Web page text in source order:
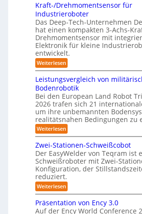
a
x
i
s
n
a
h
e
A
u
t
o
m
a
t
i
s
i
e
r
u
n
g
f
f
2
0
2
n
g
-
S
y
s
t
e
m
m
p
a
k
t
e
s
3
D
-
S
t
e
r
e
o
-
K
a
m
e
r
a
Kraft-/Drehmomentsensor für
Industrieroboter
Das Deep-Tech-Unternehmen
hat einen kompakten 3-Achs-
Drehmomentsensor mit
Elektronik für kleine
entwickelt.
Weiterlesen:
K
a
f
t
-
/
D
r
e
h
m
o
m
e
n
t
s
e
s
o
Leistungsvergleich von
Bodenrobotik
Bei den European Land Robot
2026 trafen sich 21
um ihre unbemannten
realitätsnahen Bedingungen zu
Weiterlesen:
L
e
i
s
t
u
g
s
v
e
r
Zwei-Stationen-Schweißcobot
Der EasyWelder von Teqram ist
Schweißroboter mit Zwei-
Konfiguration, der
reduziert.
Weiterlesen:
Z
w
e
Präsentation von Ency 3.0
Auf der Ency World Conference